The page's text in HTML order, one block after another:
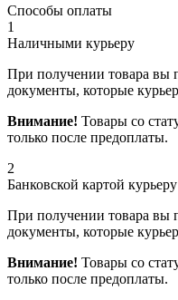
Способы оплаты
1
Наличными курьеру
При получении товара вы
документы, которые
Внимание! Товары со
только после предоплаты.
2
Банковской картой курьеру
При получении товара вы
документы, которые
Внимание! Товары со
только после предоплаты.